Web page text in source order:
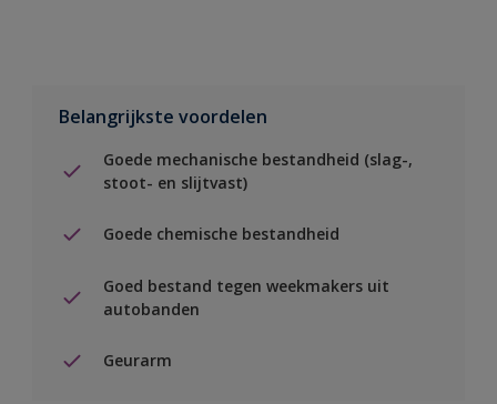
Belangrijkste voordelen
Goede mechanische bestandheid (slag-,
stoot- en slijtvast)
Goede chemische bestandheid
Goed bestand tegen weekmakers uit
autobanden
Geurarm